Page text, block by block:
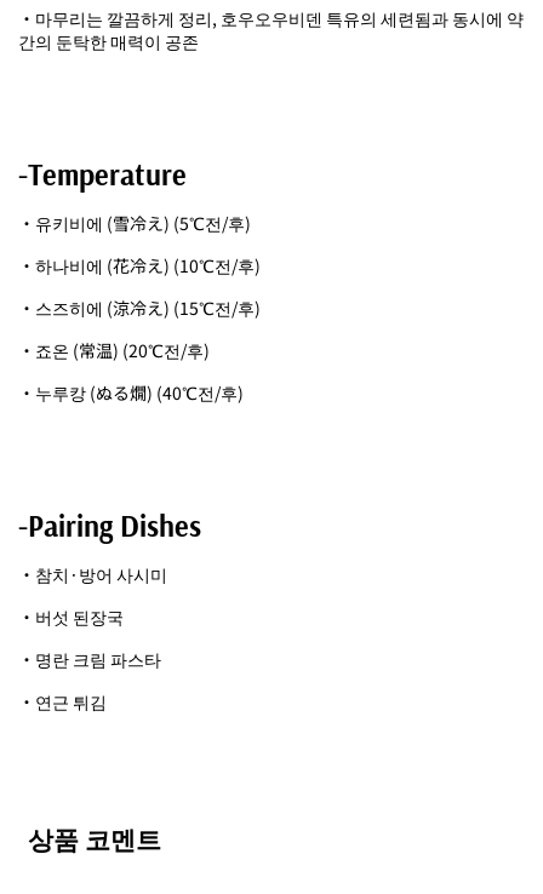
・마무리는 깔끔하게 정리, 호우오우비덴 특유의 세련됨과 동시에 약
간의 둔탁한 매력이 공존
-Temperature
・유키비에 (雪冷え) (5℃전/후)
・하나비에 (花冷え) (10℃전/후)
・스즈히에 (涼冷え) (15℃전/후)
・죠온 (常温) (20℃전/후)
・누루캉 (ぬる燗) (40℃전/후)
-Pairing Dishes
・참치·방어 사시미
・버섯 된장국
・명란 크림 파스타
・연근 튀김
상품 코멘트